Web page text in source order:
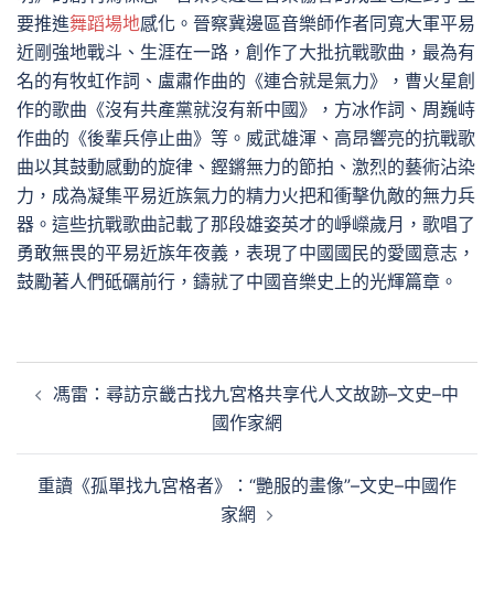
要推進舞蹈場地感化。晉察冀邊區音樂師作者同寬大軍平易
近剛強地戰斗、生涯在一路，創作了大批抗戰歌曲，最為有
名的有牧虹作詞、盧肅作曲的《連合就是氣力》，曹火星創
作的歌曲《沒有共產黨就沒有新中國》，方冰作詞、周巍峙
作曲的《後輩兵停止曲》等。威武雄渾、高昂響亮的抗戰歌
曲以其鼓動感動的旋律、鏗鏘無力的節拍、激烈的藝術沾染
力，成為凝集平易近族氣力的精力火把和衝擊仇敵的無力兵
器。這些抗戰歌曲記載了那段雄姿英才的崢嶸歲月，歌唱了
勇敢無畏的平易近族年夜義，表現了中國國民的愛國意志，
鼓勵著人們砥礪前行，鑄就了中國音樂史上的光輝篇章。
章 馮雷：尋訪京畿古找九宮格共享代人文故跡–文史–中
國作家網
重讀《孤單找九宮格者》：“艷服的畫像”–文史–中國作
家網